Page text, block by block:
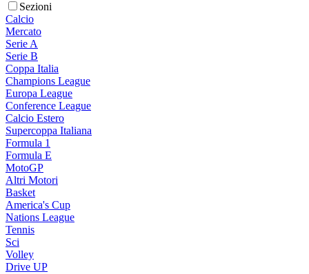
Sezioni
Calcio
Mercato
Serie A
Serie B
Coppa Italia
Champions League
Europa League
Conference League
Calcio Estero
Supercoppa Italiana
Formula 1
Formula E
MotoGP
Altri Motori
Basket
America's Cup
Nations League
Tennis
Sci
Volley
Drive UP